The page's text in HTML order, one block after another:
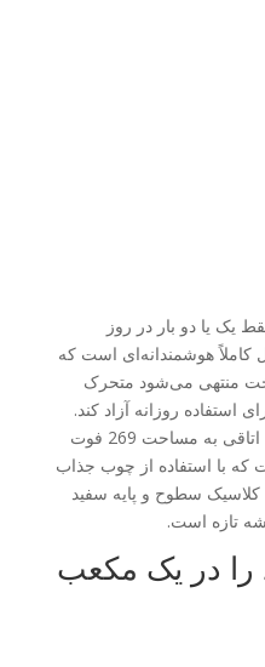
یا دو بار در روز
کاملاً هوشمندانه‌ای است که
منتهی می‌شود متحرک
استفاده روزانه آزاد کند.
یکی از اتاق‌های زیر شیروانی آن اتاقی به مساحت 269 فوت
که با استفاده از چوب جذاب
سطوح و پایه سفید
تازه است.
را در یک مکعب